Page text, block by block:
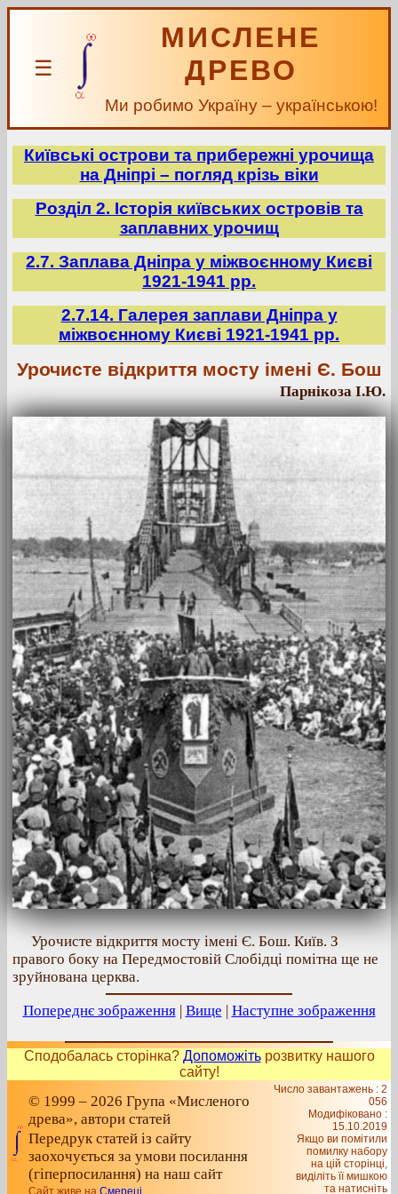
☰
МИСЛЕНЕ
ДРЕВО
Ми робимо Україну – українською!
Київські острови та прибережні урочища
на Дніпрі – погляд крізь віки
Розділ 2. Історія київських островів та
заплавних урочищ
2.7. Заплава Дніпра у міжвоєнному Києві
1921-1941 рр.
2.7.14. Галерея заплави Дніпра у
міжвоєнному Києві 1921-1941 рр.
Урочисте відкриття мосту імені Є. Бош
Парнікоза І.Ю.
Урочисте відкриття мосту імені Є. Бош. Київ. З
правого боку на Передмостовій Слобідці помітна ще не
зруйнована церква.
Попереднє зображення| Вище | Наступне зображення
Сподобалась сторінка? Допоможітьрозвитку нашого
сайту!
© 1999 – 2026 Група «Мисленого
древа», автори статей
Передрук статей із сайту
заохочується за умови посилання
(гіперпосилання) на наш сайт
Сайт живе на Смереці
Число завантажень : 2
056
Модифіковано :
15.10.2019
Якщо ви помітили
помилку набору
на цiй сторiнцi,
видiлiть її мишкою
та натисніть